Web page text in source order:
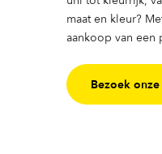
maat en kleur?
aankoop van
Bezoek